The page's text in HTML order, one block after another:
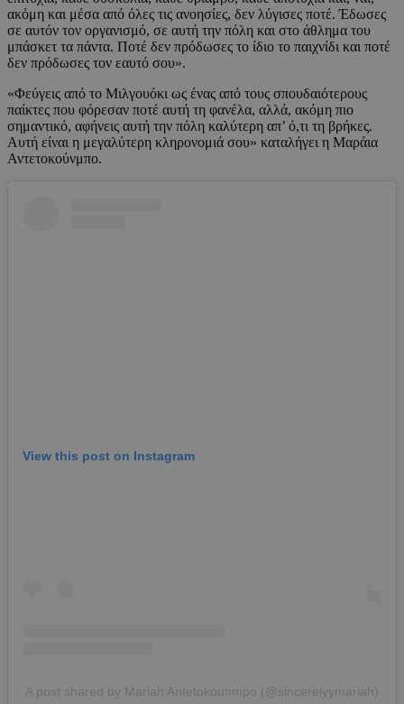
ακόμη και μέσα από όλες τις ανοησίες, δεν λύγισες ποτέ. Έδωσες
σε αυτόν τον οργανισμό, σε αυτή την πόλη και στο άθλημα του
μπάσκετ τα πάντα. Ποτέ δεν πρόδωσες το ίδιο το παιχνίδι και ποτέ
δεν πρόδωσες τον εαυτό σου».
«Φεύγεις από το Μιλγουόκι ως ένας από τους σπουδαιότερους
παίκτες που φόρεσαν ποτέ αυτή τη φανέλα, αλλά, ακόμη πιο
σημαντικό, αφήνεις αυτή την πόλη καλύτερη απ’ ό,τι τη βρήκες.
Αυτή είναι η μεγαλύτερη κληρονομιά σου» καταλήγει η Μαράια
Αντετοκούνμπο.
View this post on Instagram
A post shared by Mariah Antetokounmpo (@sincerelyymariah)